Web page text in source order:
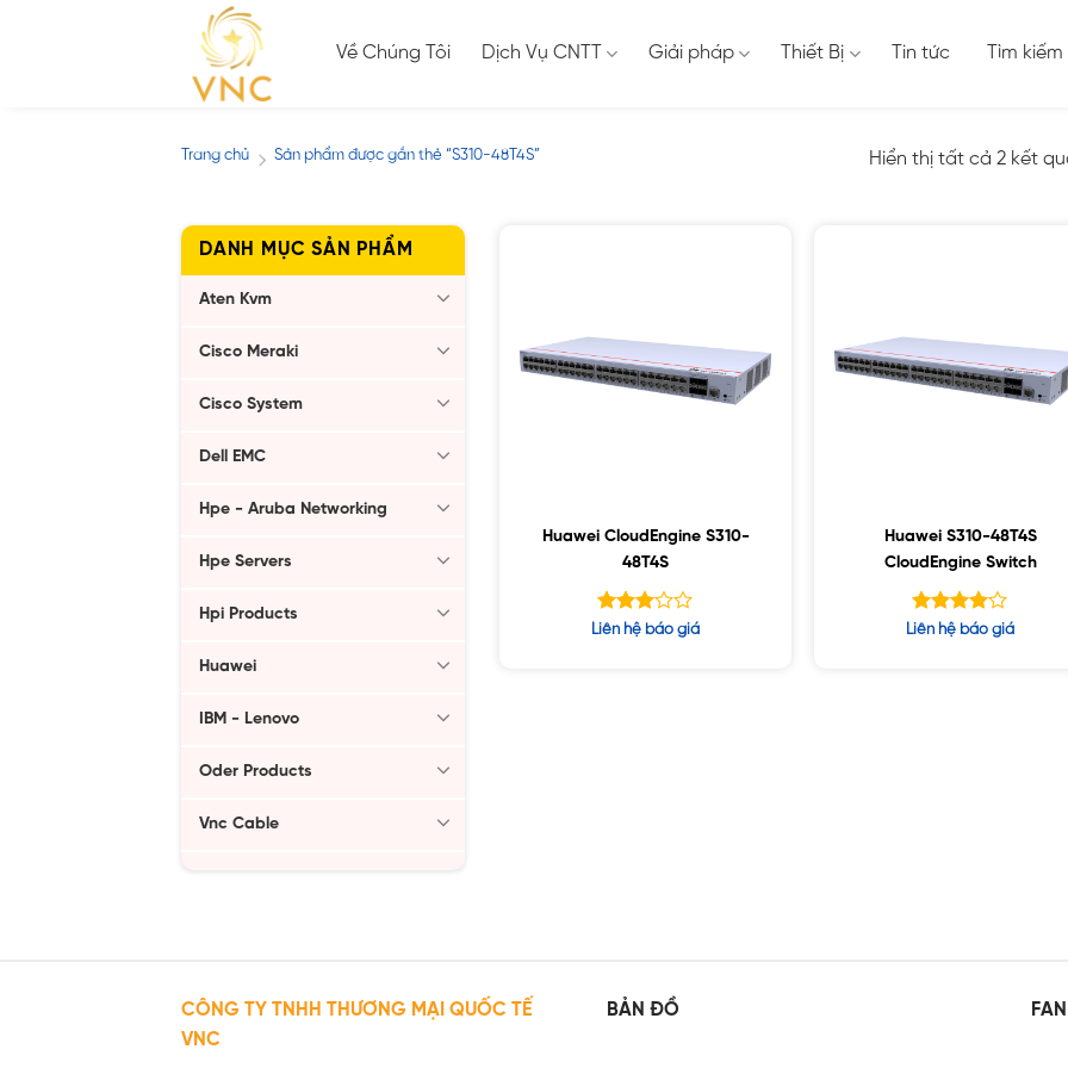
Về Chúng Tôi Dịch Vụ CNTT Giải pháp Thiết Bị Tin tức Tìm kiếm
Trang chủ / Sản phẩm được gắn thẻ “S310-48T4S” Hiển thị tất cả 2 kết
DANH MỤC SẢN PHẨM
Aten Kvm
Cisco Meraki
Cisco System
Dell EMC
Hpe - Aruba Networking
Hpe Servers
Hpi Products
Huawei
IBM - Lenovo
Oder Products
Vnc Cable
Huawei CloudEngine S310-
48T4S
Được
Liên hệ báo giá
Huawei S310-48T4S
CloudEngine Switch
Được
Liên hệ báo giá
CÔNG TY TNHH THƯƠNG MẠI QUỐC TẾ
VNC
BẢN ĐỒ